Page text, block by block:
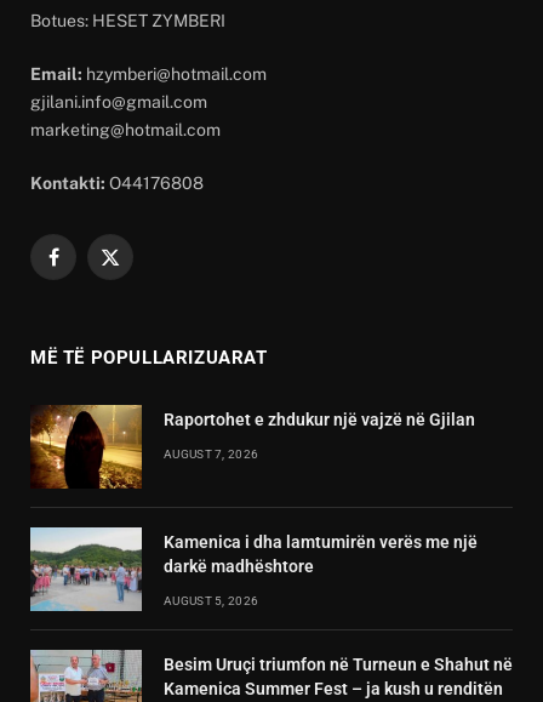
Botues: HESET ZYMBERI
Email: hzymberi@hotmail.com
gjilani.info@gmail.com
marketing@hotmail.com
Kontakti: O44176808
Facebook
X
MË TË POPULLARIZUARAT
Raportohet e zhdukur një vajzë në Gjilan
AUGUST 7, 2026
Kamenica i dha lamtumirën verës me një
darkë madhështore
AUGUST 5, 2026
Besim Uruçi triumfon në Turneun e Shahut në
Kamenica Summer Fest – ja kush u renditën